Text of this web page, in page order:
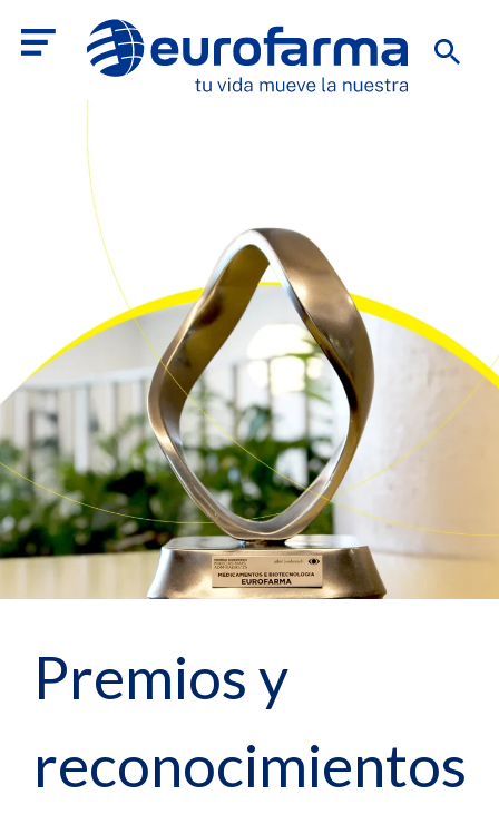
Premios y
reconocimientos